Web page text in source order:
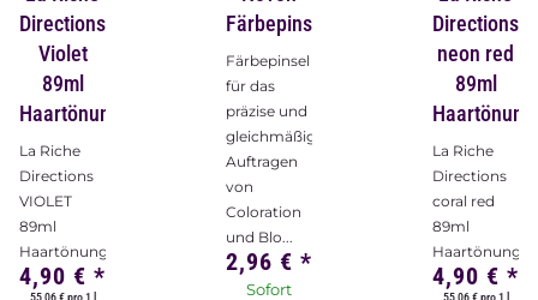
Directions
Violet
89ml
Haartönung
La Riche
Directions
VIOLET
89ml
Haartönung
4,90 € *
Färbepinsel
Färbepinsel
für das
präzise und
gleichmäßige
Auftragen
von
Coloration
und Blo...
2,96 € *
Sofort
Directions
neon red
89ml
Haartönung
La Riche
Directions
coral red
89ml
Haartönung
4,90 € *